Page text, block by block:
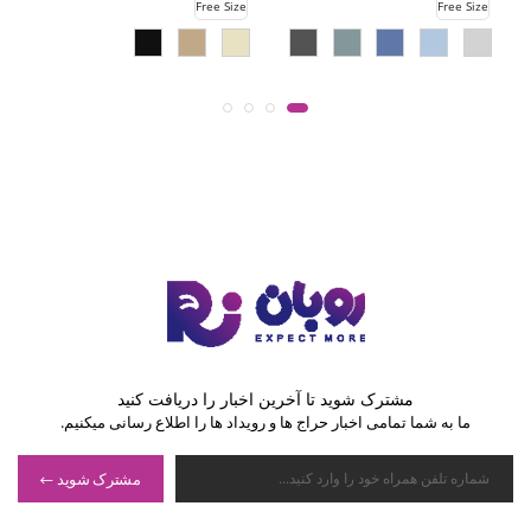
Free Size
Free Size
مشترک شوید تا آخرین اخبار را دریافت کنید
ما به شما تمامی اخبار حراج ها و رویداد ها را اطلاع رسانی میکنیم.
مشترک شوید